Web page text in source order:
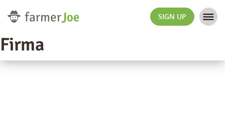
SIGN UP
Firma